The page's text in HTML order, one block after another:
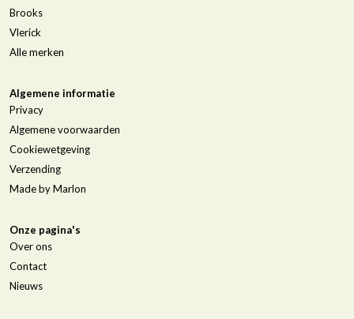
Brooks
Vlerick
Alle merken
Algemene informatie
Privacy
Algemene voorwaarden
Cookiewetgeving
Verzending
Made by Marlon
Onze pagina's
Over ons
Contact
Nieuws